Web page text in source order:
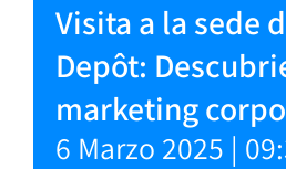
Visita a la sede
Depôt:
marketing
6 Marzo 2025 |